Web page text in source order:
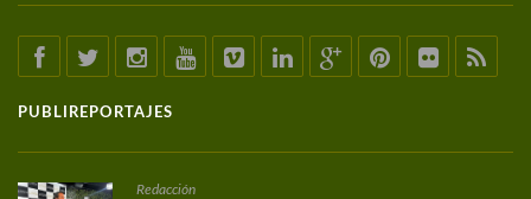
PUBLIREPORTAJES
Redacción